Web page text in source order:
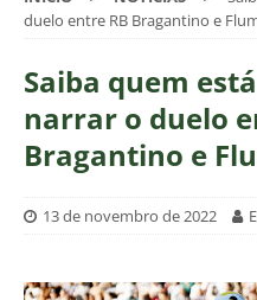
duelo entre RB Bragantino e
Saiba quem
narrar o duelo
Bragantino e
13 de novembro de 2022